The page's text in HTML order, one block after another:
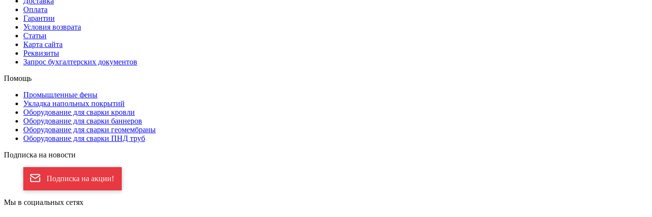
Оплата
Гарантии
Условия возврата
Статьи
Карта сайта
Реквизиты
Запрос бухгалтерских документов
Помощь
Промышленные фены
Укладка напольных покрытий
Оборудование для сварки кровли
Оборудование для сварки баннеров
Оборудование для сварки геомембраны
Оборудование для сварки ПНД труб
Подписка на новости
Подписка на акции!
Мы в социальных сетях